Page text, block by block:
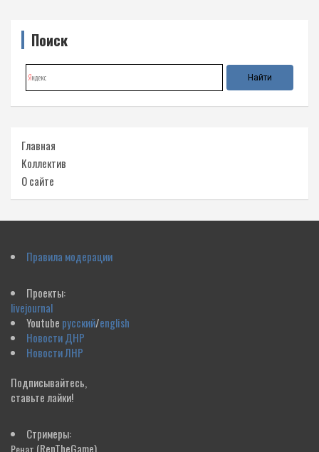
Поиск
Главная
Коллектив
О сайте
Правила модерации
Проекты:
livejournal
Youtube русский/english
Новости ДНР
Новости ЛНР
Подписывайтесь,
ставьте лайки!
Стримеры:
Ренат (RenTheGame)